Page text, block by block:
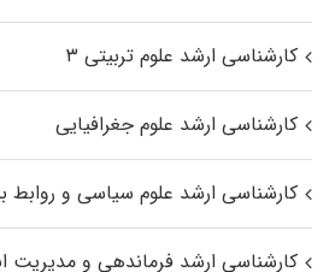
کارشناسی ارشد علوم تربیتی ۳
کارشناسی ارشد علوم جغرافیایی
کارشناسی ارشد علوم سیاسی و روابط
کارشناسی ارشد فرماندهی و مدیریت